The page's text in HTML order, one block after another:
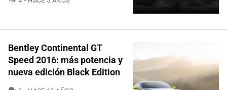
Bentley Continental GT
Speed 2016: más potencia y
nueva edición Black Edition